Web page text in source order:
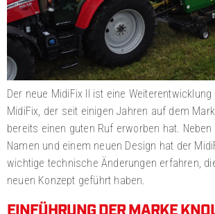
Der neue MidiFix II ist eine
MidiFix, der seit einigen Jahren auf dem
bereits einen guten Ruf erworben hat.
Namen und einem neuen Design hat der
wichtige technische Änderungen erfahren,
neuen Konzept geführt haben.